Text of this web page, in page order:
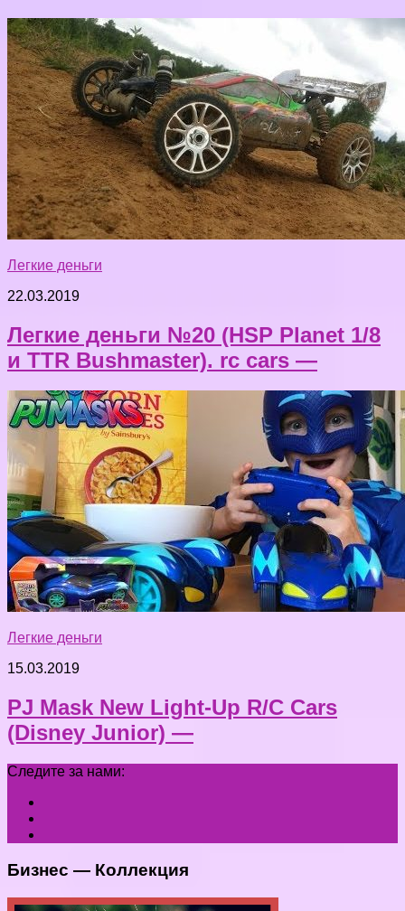
Легкие деньги
22.03.2019
Легкие деньги №20 (HSP Planet 1/8
и TTR Bushmaster). rc cars —
Легкие деньги
15.03.2019
PJ Mask New Light-Up R/C Cars
(Disney Junior) —
Следите за нами:
Бизнес — Коллекция